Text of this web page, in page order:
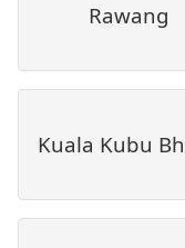
Rawang
Kuala Kubu